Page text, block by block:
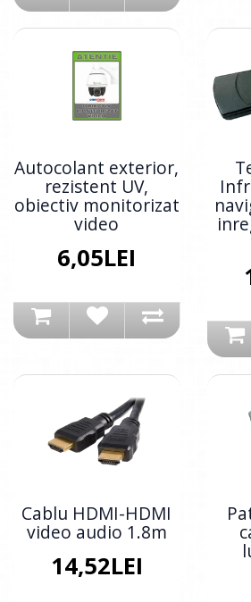
Autocolant exterior,
rezistent UV,
obiectiv monitorizat
video
6,05LEI
Cablu HDMI-HDMI
video audio 1.8m
14,52LEI